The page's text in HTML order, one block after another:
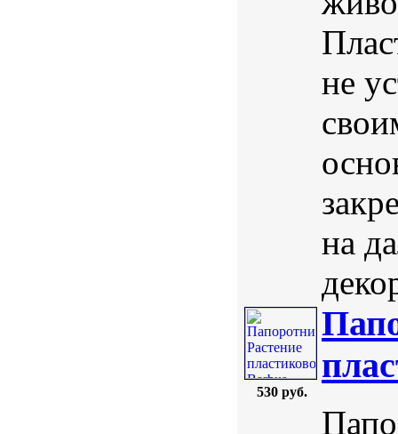
не
на
530 руб.